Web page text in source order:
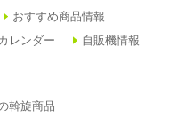
おすすめ商品情報
レンダー 自販機情報
斡旋商品